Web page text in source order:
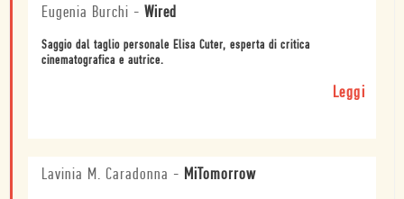
Eugenia Burchi - Wired
Saggio dal taglio personale Elisa Cuter, esperta di critica
cinematografica e autrice.
Leggi
Lavinia M. Caradonna - MiTomorrow